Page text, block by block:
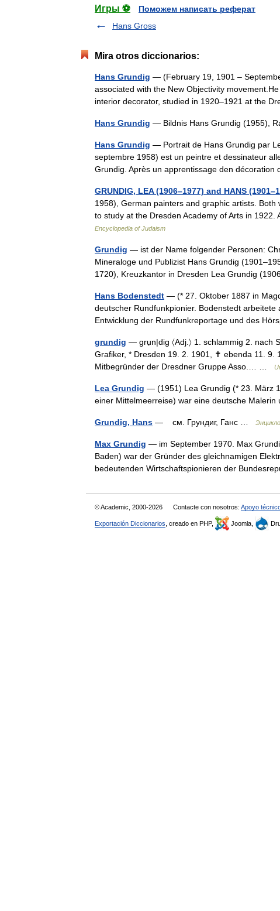
Игры ⚽
Поможем написать реферат
Hans Gross
Mira otros diccionarios:
Hans Grundig — (February 19, 1901 –
associated with the New Objectivity
interior decorator, studied in 1920–1921 at the
Hans Grundig — Bildnis Hans Grundig (1955),
Hans Grundig — Portrait de Hans Grundig par
septembre 1958) est un peintre et dessinateur
Grundig. Après un apprentissage den
GRUNDIG, LEA (1906–1977) and HANS
1958), German painters and graphic artists.
to study at the Dresden Academy of Arts in
Encyclopedia of Judaism
Grundig — ist der Name folgender Personen:
Mineraloge und Publizist Hans Grundig
1720), Kreuzkantor in Dresden Lea Grundig
Hans Bodenstedt — (* 27. Oktober 1887 in
deutscher Rundfunkpionier. Bodenstedt
Entwicklung der Rundfunkreportage und des
grundig — grụn|dig 〈Adj.〉 1. schlammig 2.
Grafiker, * Dresden 19. 2. 1901, ✝ ebenda 11. 9.
Mitbegründer der Dresdner Gruppe Asso.… …
Lea Grundig — (1951) Lea Grundig (* 23. März
einer Mittelmeerreise) war eine deutsche
Grundig, Hans — см. Грундиг, Ганс …
Max Grundig — im September 1970. Max
Baden) war der Gründer des gleichnamigen
bedeutenden Wirtschaftspionieren der
© Academic, 2000-2026 Contacte con nosotros: Apoyo
Exportación Diccionarios , creado en PHP, Joomla,